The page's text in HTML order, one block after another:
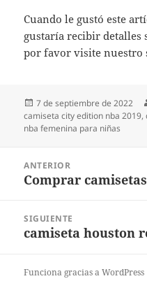
Cuando le gustó este
gustaría recibir detalles
por favor visite nuestro
Publicado
el
7 de septiembre de 2022
camiseta city edition nba 2019,
nba femenina para niñas
entradas
ANTERIOR
Entrada
Comprar
SIGUIENTE
Entrada
camiseta houston
Funciona gracias a WordPress